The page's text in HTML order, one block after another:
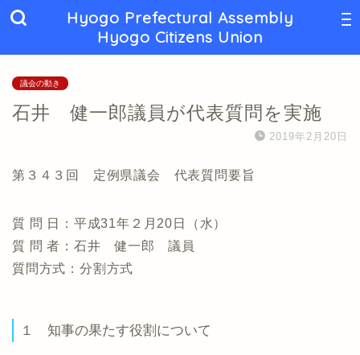
Hyogo Prefectural Assembly
Hyogo Citizens Union
議会の動き
石井 健一郎議員が代表質問を実施
2019年2月20日
第３４３回 定例県議会 代表質問要旨
質 問 日：平成31年２月20日（水）
質 問 者：石井 健一郎 議員
質問方式：分割方式
１ 知事の果たす役割について